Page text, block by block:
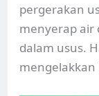
pergerakan
menyerap air
dalam usus.